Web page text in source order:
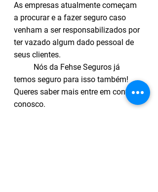
As empresas atualmente começam
a procurar e a fazer seguro caso
venham a ser responsabilizados por
ter vazado algum dado pessoal de
seus clientes.
Nós da Fehse Seguros já
temos seguro para isso também!
Queres saber mais entre em contato
conosco.